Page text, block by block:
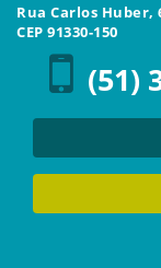
Rua Carlos Huber,
CEP 91330-150
(51)